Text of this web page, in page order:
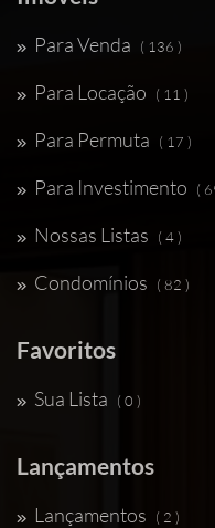
Para Venda ( 136 )
Para Locação ( 11 )
Para Permuta ( 17 )
Para Investimento (
Nossas Listas ( 4 )
Condomínios ( 82 )
Favoritos
Sua Lista ( 0 )
Lançamentos
Lançamentos ( 2 )